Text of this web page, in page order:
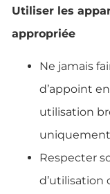
Utiliser les
appropriée
Ne jamais
d’appoint
utilisation
Respecter
d’utilisation